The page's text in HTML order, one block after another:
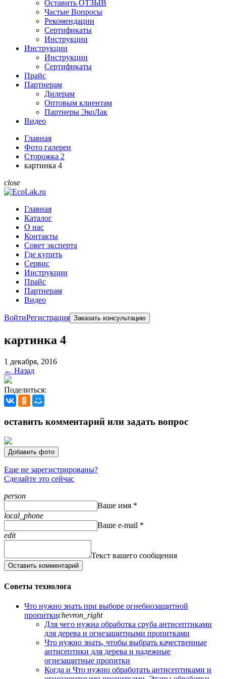
Оставить ОТЗЫВ
Частые Вопросы
Рекомендации
Сертификаты
Инструкции
Инструкции
Инструкции
Сертификаты
Прайс
Партнерам
Дилерам
Оптовым клиентам
Партнеры ЭкоЛак
Видео
Главная
Фото галереи
Сторожка 2
картинка 4
close
Главная
Каталог
О нас
Контакты
Совет эксперта
Где купить
Сервис
Инструкции
Прайс
Партнерам
Видео
ВойтиРегистрация Заказать консультацию
картинка 4
1 декабря, 2016
← Назад
Поделиться:
оставить комментарий или задать вопрос
Добавить фото
Еще не зарегистрированы?
Сделайте это сейчас
person
Ваше имя *
local_phone
Ваше e-mail *
edit
Текст вашего сообщения
Оставить комментарий
Советы технолога
Что нужно знать при выборе огнебиозащитной
пропиткиchevron_right
Для чего нужна обработка сруба антисептиками
для дерева и огнезащитными пропитками
Что нужно знать, чтобы выбрать качественные
антисептики для дерева и надежные
огнезащитные пропитки
Когда и Что нужно обработать антисептиками и